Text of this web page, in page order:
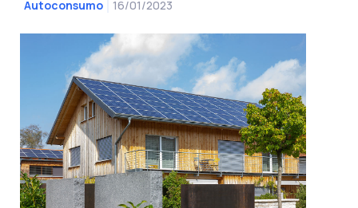
Autoconsumo 16/01/2023